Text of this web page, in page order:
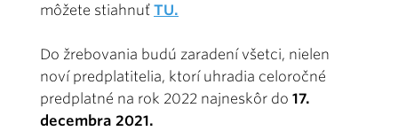
môžete stiahnuť TU.
Do žrebovania budú zaradení všetci, nielen
noví predplatitelia, ktorí uhradia celoročné
predplatné na rok 2022 najneskôr do 17.
decembra 2021.